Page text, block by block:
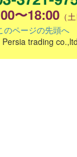
〜18:00 （
のページの先頭へ
trading